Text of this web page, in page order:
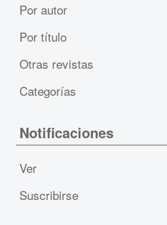
Por autor
Por título
Otras revistas
Categorías
Notificaciones
Ver
Suscribirse